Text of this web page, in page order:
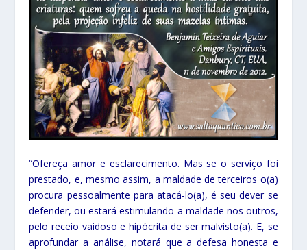
“Ofereça amor e esclarecimento. Mas se o serviço foi
prestado, e, mesmo assim, a maldade de terceiros o(a)
procura pessoalmente para atacá-lo(a), é seu dever se
defender, ou estará estimulando a maldade nos outros,
pelo receio vaidoso e hipócrita de ser malvisto(a). E, se
aprofundar a análise, notará que a defesa honesta e